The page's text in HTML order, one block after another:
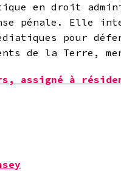
en droit
pénale. Elle
pour
de la Terre,
assigné à